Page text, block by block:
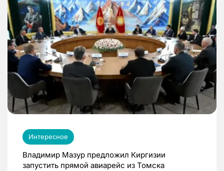
Интересное
Владимир Мазур предложил Киргизии
запустить прямой авиарейс из Томска